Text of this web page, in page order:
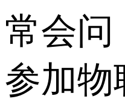
常会问
参加物